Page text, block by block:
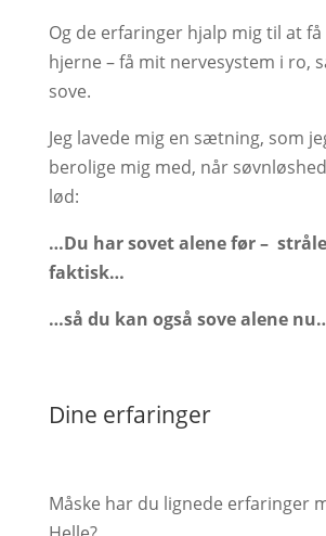
Og de erfaringer hjalp mig til at
hjerne – få mit nervesystem i ro,
sove.
Jeg lavede mig en sætning, som
berolige mig med, når
lød:
…Du har sovet alene før –
faktisk…
…så du kan også sove alene
Dine erfaringer
Måske har du lignede erfaringer